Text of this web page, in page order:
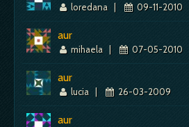
loredana | 09-11-2010
aur
mihaela | 07-05-2010
aur
lucia | 26-03-2009
aur